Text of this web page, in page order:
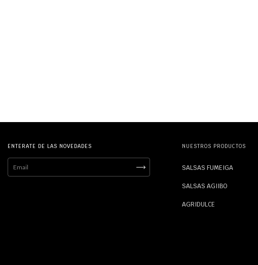
ENTERATE DE LAS NOVEDADES NUESTROS PRODUCTOS
SALSAS FUMEIGA
SALSAS AGIIBO
AGRIDULCE